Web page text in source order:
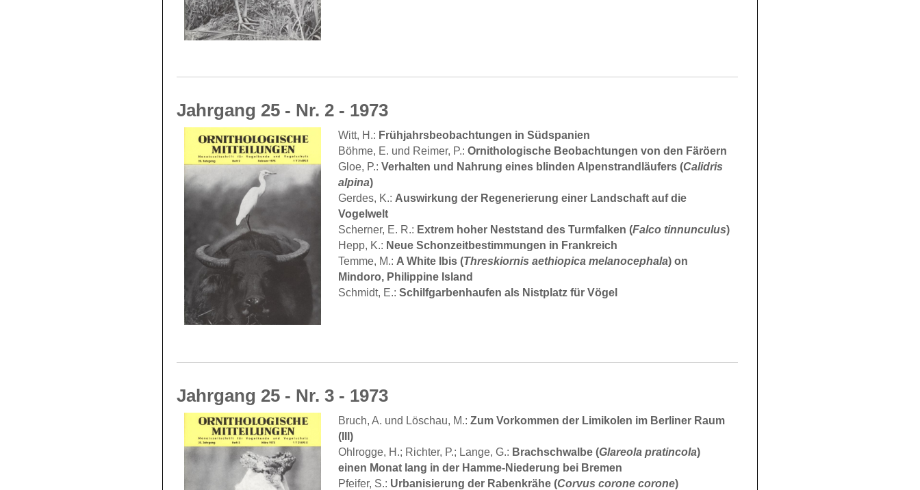
Jahrgang 25 - Nr. 2 - 1973
Witt, H.: Frühjahrsbeobachtungen in Südspanien
Böhme, E. und Reimer, P.: Ornithologische Beobachtungen von den Färöern
Gloe, P.: Verhalten und Nahrung eines blinden Alpenstrandläufers (Calidris
alpina)
Gerdes, K.: Auswirkung der Regenerierung einer Landschaft auf die
Vogelwelt
Scherner, E. R.: Extrem hoher Neststand des Turmfalken (Falco tinnunculus)
Hepp, K.: Neue Schonzeitbestimmungen in Frankreich
Temme, M.: A White Ibis (Threskiornis aethiopica melanocephala) on
Mindoro, Philippine Island
Schmidt, E.: Schilfgarbenhaufen als Nistplatz für Vögel
Jahrgang 25 - Nr. 3 - 1973
Bruch, A. und Löschau, M.: Zum Vorkommen der Limikolen im Berliner Raum
(III)
Ohlrogge, H.; Richter, P.; Lange, G.: Brachschwalbe (Glareola pratincola)
einen Monat lang in der Hamme-Niederung bei Bremen
Pfeifer, S.: Urbanisierung der Rabenkrähe (Corvus corone corone)